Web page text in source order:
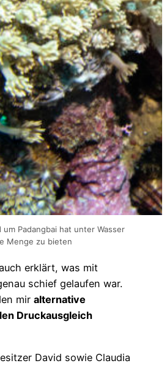
um Padangbai hat unter Wasser
Menge zu bieten
erklärt, was mit
schief gelaufen war.
mir alternative
Druckausgleich
David sowie Claudia